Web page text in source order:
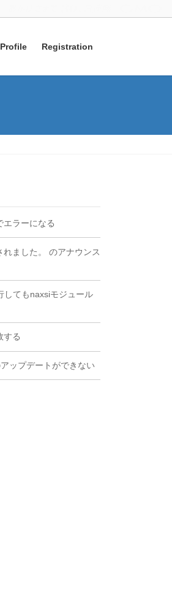
Profile Registration
ラーになる
れました。 のアナウンス
してもnaxsiモジュール
する
ップデートができない